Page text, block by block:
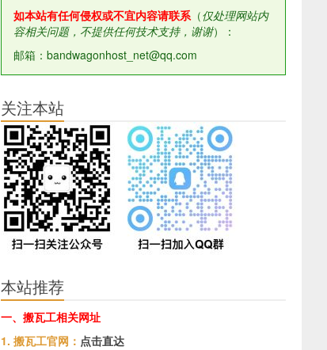
如本站有任何侵权或不宜内容请联系（仅处理网站内
容相关问题，不提供任何技术支持，谢谢）：
邮箱：bandwagonhost_net@qq.com
关注本站
本站推荐
一、搬瓦工相关网址
1. 搬瓦工官网： 点击直达